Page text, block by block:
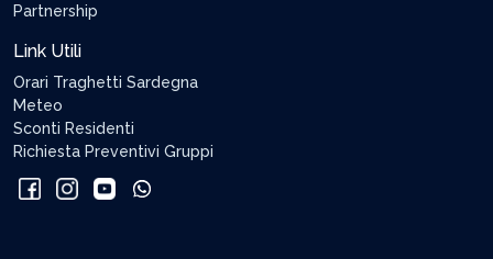
Partnership
Link Utili
Orari Traghetti Sardegna
Meteo
Sconti Residenti
Richiesta Preventivi Gruppi